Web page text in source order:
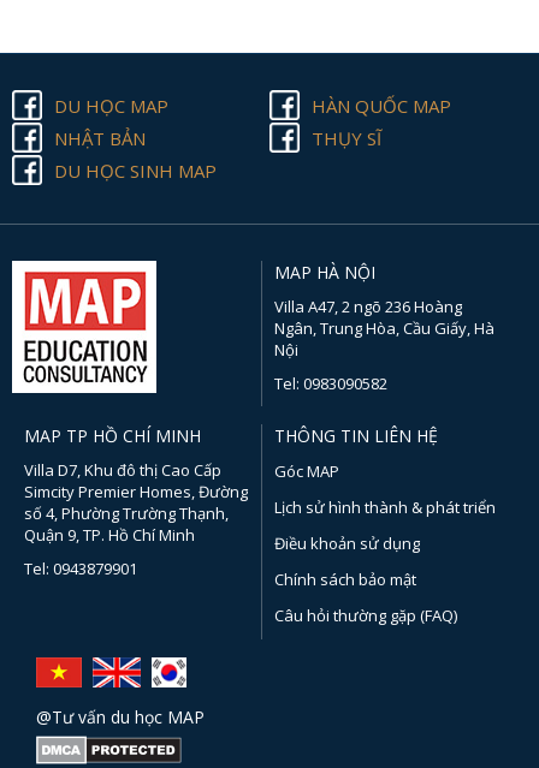
DU HỌC MAP
HÀN QUỐC MAP
NHẬT BẢN
THỤY SĨ
DU HỌC SINH MAP
MAP HÀ NỘI
Villa A47, 2 ngõ 236 Hoàng
Ngân, Trung Hòa, Cầu Giấy, Hà
Nội
Tel: 0983090582
MAP TP HỒ CHÍ MINH
Villa D7, Khu đô thị Cao Cấp
Simcity Premier Homes, Đường
số 4, Phường Trường Thạnh,
Quận 9, TP. Hồ Chí Minh
Tel: 0943879901
THÔNG TIN LIÊN HỆ
Góc MAP
Lịch sử hình thành & phát triển
Điều khoản sử dụng
Chính sách bảo mật
Câu hỏi thường gặp (FAQ)
@Tư vấn du học MAP